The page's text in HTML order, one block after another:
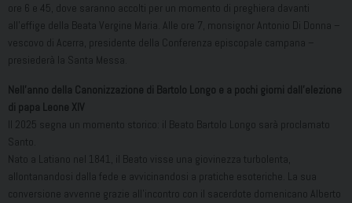
ore 6 e 45, dove saranno accolti per un momento di preghiera davanti
all’effige della Beata Vergine Maria. Alle ore 7, monsignor Antonio Di Donna –
vescovo di Acerra, presidente della Conferenza episcopale campana –
presiederà la Santa Messa.
Nell’anno della Canonizzazione di Bartolo Longo e a pochi giorni dall’elezione
di papa Leone XIV
Il 2025 segna un momento storico: il Beato Bartolo Longo sarà proclamato
Santo.
Nato a Latiano nel 1841, il Beato visse una giovinezza turbolenta,
allontanandosi dalla fede e avvicinandosi a pratiche esoteriche. La sua
conversione avvenne grazie all’incontro con il sacerdote domenicano Alberto